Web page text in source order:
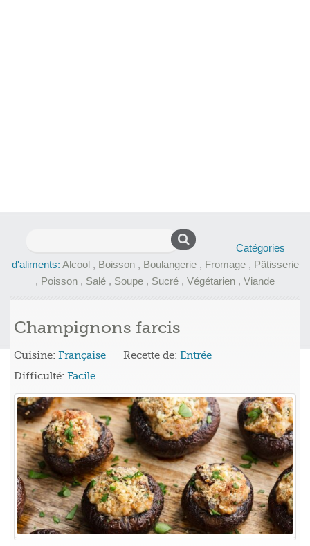
Catégories
d'aliments: Alcool , Boisson, Boulangerie, Fromage, Pâtisserie
, Poisson , Salé , Soupe , Sucré , Végétarien , Viande
Champignons farcis
Cuisine: Française Recette de: Entrée
Difficulté: Facile